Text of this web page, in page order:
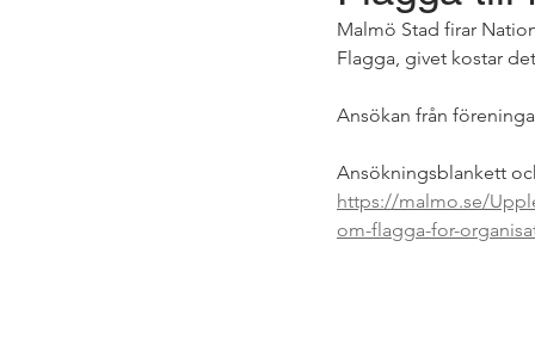
Malmö Stad firar
Flagga, givet kostar
Ansökan från
Ansökningsblankett
https://malmo.se/
om-flagga-for-